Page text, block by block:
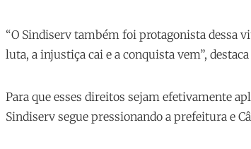
“O Sindiserv também foi protagonista dessa
luta, a injustiça cai e a conquista vem”,
Para que esses direitos sejam efetivamente
Sindiserv segue pressionando a prefeitura e